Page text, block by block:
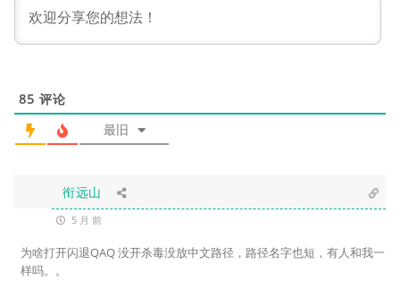
85 评论
最旧
衔远山
5 月 前
为啥打开闪退QAQ 没开杀毒没放中文路径，路径名字也短，有人和我一
样吗。。